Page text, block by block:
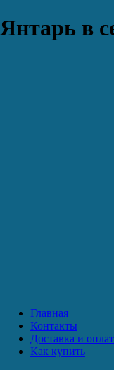
Янтарь в
Главная
Контакты
Доставка и
Как купить